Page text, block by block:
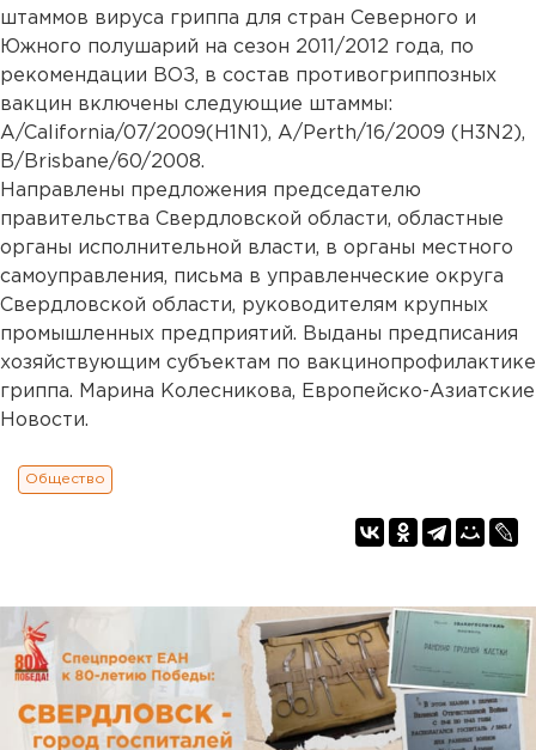
штаммов вируса гриппа для стран Северного и
Южного полушарий на сезон 2011/2012 года, по
рекомендации ВОЗ, в состав противогриппозных
вакцин включены следующие штаммы:
A/California/07/2009(H1N1), A/Perth/16/2009 (H3N2),
В/Brisbane/60/2008.
Направлены предложения председателю
правительства Свердловской области, областные
органы исполнительной власти, в органы местного
самоуправления, письма в управленческие округа
Свердловской области, руководителям крупных
промышленных предприятий. Выданы предписания
хозяйствующим субъектам по вакцинопрофилактике
гриппа. Марина Колесникова, Европейско-Азиатские
Новости.
Общество